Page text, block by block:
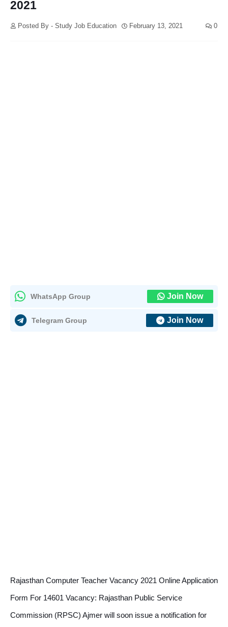
2021
Posted By - Study Job Education February 13, 2021 0
WhatsApp Group Join Now
Telegram Group Join Now
Rajasthan Computer Teacher Vacancy 2021 Online Application
Form For 14601 Vacancy: Rajasthan Public Service
Commission (RPSC) Ajmer will soon issue a notification for